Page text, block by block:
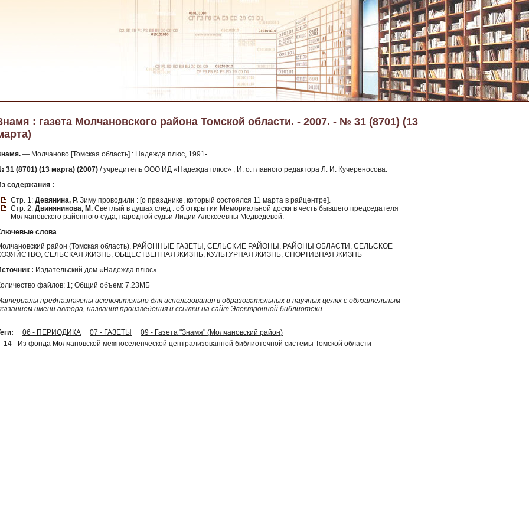
: газета Молчановского района Томской области. - 2007. - № 31 (8701) (13
— Молчаново [Томская область] : Надежда плюс, 1991-.
31 (8701) (13 марта) (2007) / учредитель ООО ИД «Надежда плюс» ; И. о. главного редактора Л. И. Кучереносова.
содержания :
Стр. 1: Девянина, Р. Зиму проводили : [о празднике, который состоялся 11 марта в райцентре].
Стр. 2: Двинянинова, М. Светлый в душах след : об открытии Мемориальной доски в честь бывшего председателя
Молчановского районного суда, народной судьи Лидии Алексеевны Медведевой.
слова
район (Томская область), РАЙОННЫЕ ГАЗЕТЫ, СЕЛЬСКИЕ РАЙОНЫ, РАЙОНЫ ОБЛАСТИ, СЕЛЬСКОЕ
СЕЛЬСКАЯ ЖИЗНЬ, ОБЩЕСТВЕННАЯ ЖИЗНЬ, КУЛЬТУРНАЯ ЖИЗНЬ, СПОРТИВНАЯ ЖИЗНЬ
: Издательский дом «Надежда плюс».
файлов: 1; Общий объем: 7.23МБ
предназначены исключительно для использования в образовательных и научных целях с обязательным
имени автора, названия произведения и ссылки на сайт Электронной библиотеки.
06 - ПЕРИОДИКА 07 - ГАЗЕТЫ
09 - Газета "Знамя" (Молчановский район)
14 - Из фонда Молчановской межпоселенческой централизованной библиотечной системы Томской области